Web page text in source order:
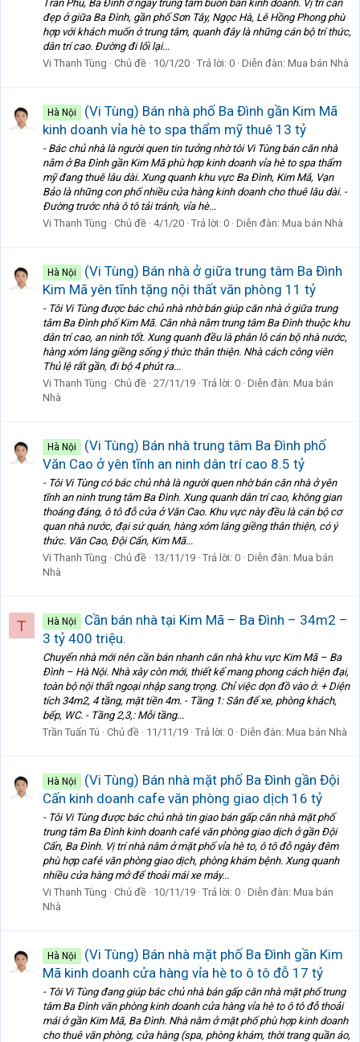
Trần Phú, Ba Đình ở ngay trung tâm buôn bán kinh doanh. Vị trí căn
đẹp ở giữa Ba Đình, gần phố Sơn Tây, Ngọc Hà, Lê Hồng Phong phù
hợp với khách muốn ở trung tâm, quanh đây là những cán bộ trí thức,
dân trí cao. Đường đi lối lại...
Vi Thanh Tùng
Chủ đề 10/1/20 Trả lời: 0 Diễn đàn: Mua bán Nhà
Hà Nội
(Vi Tùng) Bán nhà phố Ba Đình gần Kim Mã
kinh doanh vỉa hè to spa thẩm mỹ thuê 13 tỷ
- Bác chủ nhà là người quen tin tưởng nhờ tôi Vi Tùng bán căn nhà
nằm ở Ba Đình gần Kim Mã phù hợp kinh doanh vỉa hè to spa thẩm
mỹ đang thuê lâu dài. Xung quanh khu vực Ba Đình, Kim Mã, Vạn
Bảo là những con phố nhiều cửa hàng kinh doanh cho thuê lâu dài. -
Đường trước nhà ô tô tải tránh, vỉa hè...
Vi Thanh Tùng
Chủ đề 4/1/20 Trả lời: 0 Diễn đàn: Mua bán Nhà
Hà Nội
(Vi Tùng) Bán nhà ở giữa trung tâm Ba Đình
Kim Mã yên tĩnh tặng nội thất văn phòng 11 tỷ
- Tôi Vi Tùng được bác chủ nhà nhờ bán giúp căn nhà ở giữa trung
tâm Ba Đình phố Kim Mã. Căn nhà nằm trung tâm Ba Đình thuộc khu
dân trí cao, an ninh tốt. Xung quanh đều là phân lô cán bộ nhà nước,
hàng xóm láng giềng sống ý thức thân thiện. Nhà cách công viên
Thủ lệ rất gần, đi bộ 4 phút ra...
Vi Thanh Tùng
Chủ đề 27/11/19 Trả lời: 0 Diễn đàn: Mua bán
Nhà
Hà Nội
(Vi Tùng) Bán nhà trung tâm Ba Đình phố
Văn Cao ở yên tĩnh an ninh dân trí cao 8.5 tỷ
- Tôi Vi Tùng có bác chủ nhà là người quen nhờ bán căn nhà ở yên
tĩnh an ninh trung tâm Ba Đình. Xung quanh dân trí cao, không gian
thoáng đáng, ô tô đỗ cửa ở Văn Cao. Khu vực này đều là cán bộ cơ
quan nhà nước, đại sứ quán, hàng xóm láng giềng thân thiện, có ý
thức. Văn Cao, Đội Cấn, Kim Mã...
Vi Thanh Tùng
Chủ đề 13/11/19 Trả lời: 0 Diễn đàn: Mua bán
Nhà
T Hà Nội
Cần bán nhà tại Kim Mã – Ba Đình – 34m2 –
3 tỷ 400 triệu.
Chuyển nhà mới nên cần bán nhanh căn nhà khu vực Kim Mã – Ba
Đình – Hà Nội. Nhà xây còn mới, thiết kế mang phong cách hiện đại,
toàn bộ nội thất ngoại nhập sang trọng. Chỉ việc dọn đồ vào ở. + Diện
tích 34m2, 4 tầng, mặt tiền 4m. - Tầng 1: Sân để xe, phòng khách,
bếp, WC. - Tầng 2,3,: Mỗi tầng...
Trần Tuấn Tú
Chủ đề 11/11/19 Trả lời: 0 Diễn đàn: Mua bán Nhà
Hà Nội
(Vi Tùng) Bán nhà mặt phố Ba Đình gần Đội
Cấn kinh doanh cafe văn phòng giao dịch 16 tỷ
- Tôi Vi Tùng được bác chủ nhà tin giao bán gấp căn nhà mặt phố
trung tâm Ba Đình kinh doanh café văn phòng giao dịch ở gần Đội
Cấn, Ba Đình. Vị trí nhà nằm ở mặt phố vỉa hè to, ô tô đỗ ngày đêm
phù hợp café văn phòng giao dịch, phòng khám bệnh. Xung quanh
nhiều cửa hàng mở để thoải mái xe máy...
Vi Thanh Tùng
Chủ đề 10/11/19 Trả lời: 0 Diễn đàn: Mua bán
Nhà
Hà Nội
(Vi Tùng) Bán nhà mặt phố Ba Đình gần Kim
Mã kinh doanh cửa hàng vỉa hè to ô tô đỗ 17 tỷ
- Tôi Vi Tùng đang giúp bác chủ nhà bán gấp căn nhà mặt phố trung
tâm Ba Đình văn phòng kinh doanh cửa hàng vỉa hè to ô tô đỗ thoải
mái ở gần Kim Mã, Ba Đình. Nhà nằm ở mặt phố phù hợp kinh doanh
cho thuê văn phòng, cửa hàng (spa, phòng khám, thời trang quần áo,